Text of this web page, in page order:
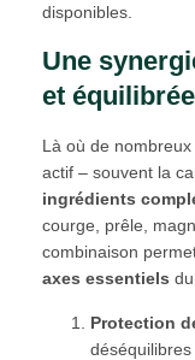
disponibles.
Une
et équilibrée
Là où de
actif – souvent la
ingrédients
courge, prêle,
combinaison
axes essentiels
Protection
déséquilibres